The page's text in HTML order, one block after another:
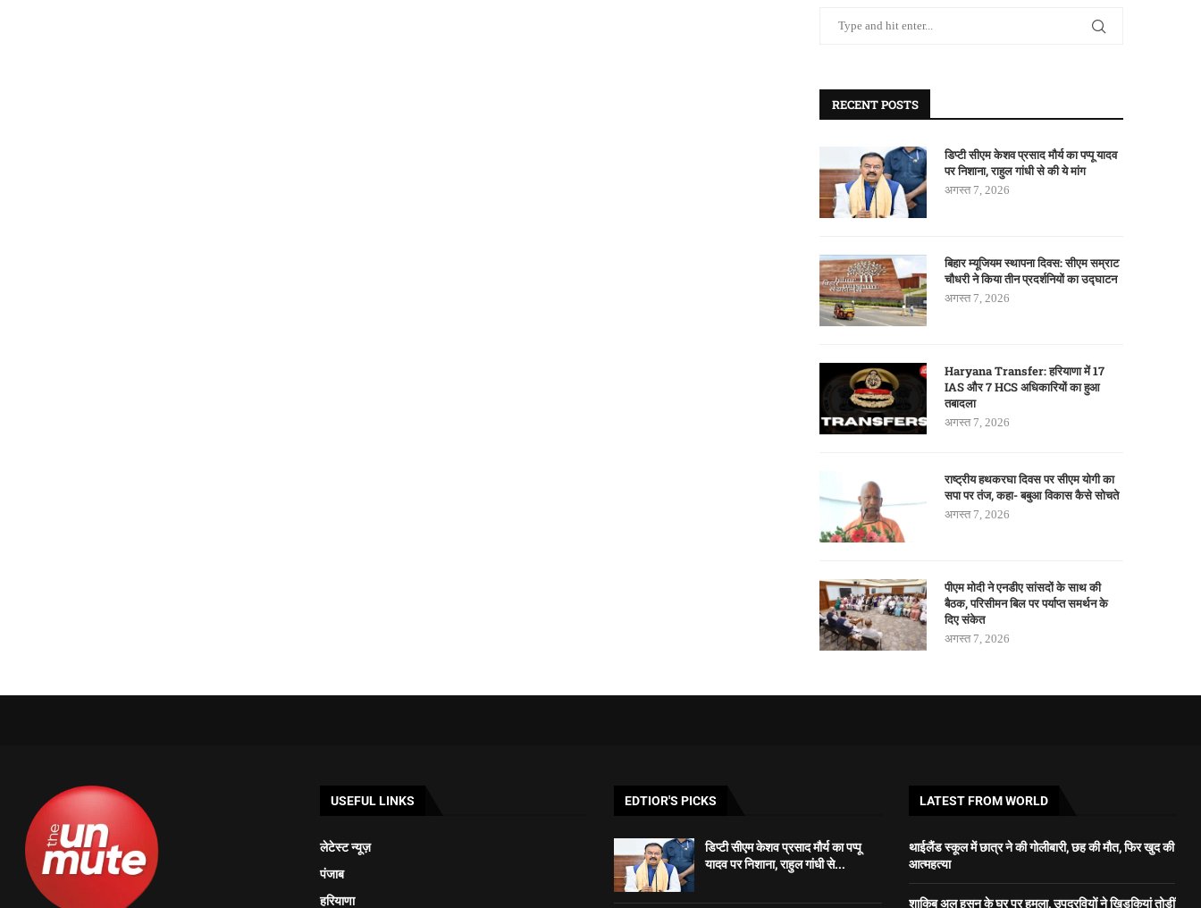
RECENT POSTS
डिप्टी सीएम केशव प्रसाद मौर्य का पप्पू यादव
पर निशाना, राहुल गांधी से की ये मांग
अगस्त 7, 2026
बिहार म्यूजियम स्थापना दिवस: सीएम सम्राट
चौधरी ने किया तीन प्रदर्शनियों का उद्घाटन
अगस्त 7, 2026
Haryana Transfer: हरियाणा में 17
IAS और 7 HCS अधिकारियों का हुआ
तबादला
अगस्त 7, 2026
राष्ट्रीय हथकरघा दिवस पर सीएम योगी का
सपा पर तंज, कहा- बबुआ विकास कैसे सोचते
अगस्त 7, 2026
पीएम मोदी ने एनडीए सांसदों के साथ की
बैठक, परिसीमन बिल पर पर्याप्त समर्थन के
दिए संकेत
अगस्त 7, 2026
USEFUL LINKS
लेटेस्ट न्यूज़
पंजाब
हरियाणा
EDTIOR'S PICKS
डिप्टी सीएम केशव प्रसाद मौर्य का पप्पू
यादव पर निशाना, राहुल गांधी से...
LATEST FROM WORLD
थाईलैंड स्कूल में छात्र ने की गोलीबारी, छह की मौत, फिर खुद की
आत्महत्या
शाकिब अल हसन के घर पर हमला, उपद्रवियों ने खिड़कियां तोड़ीं